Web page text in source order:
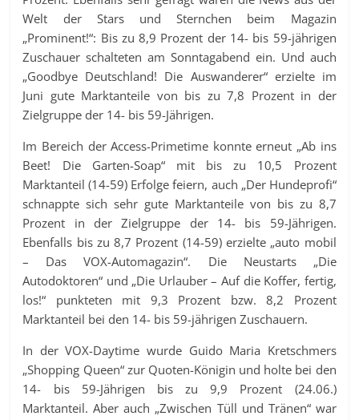
Welt der Stars und Sternchen beim Magazin
„Prominent!“: Bis zu 8,9 Prozent der 14- bis 59-jährigen
Zuschauer schalteten am Sonntagabend ein. Und auch
„Goodbye Deutschland! Die Auswanderer“ erzielte im
Juni gute Marktanteile von bis zu 7,8 Prozent in der
Zielgruppe der 14- bis 59-Jährigen.
Im Bereich der Access-Primetime konnte erneut „Ab ins
Beet! Die Garten-Soap“ mit bis zu 10,5 Prozent
Marktanteil (14-59) Erfolge feiern, auch „Der Hundeprofi“
schnappte sich sehr gute Marktanteile von bis zu 8,7
Prozent in der Zielgruppe der 14- bis 59-Jährigen.
Ebenfalls bis zu 8,7 Prozent (14-59) erzielte „auto mobil
– Das VOX-Automagazin“. Die Neustarts „Die
Autodoktoren“ und „Die Urlauber – Auf die Koffer, fertig,
los!“ punkteten mit 9,3 Prozent bzw. 8,2 Prozent
Marktanteil bei den 14- bis 59-jährigen Zuschauern.
In der VOX-Daytime wurde Guido Maria Kretschmers
„Shopping Queen“ zur Quoten-Königin und holte bei den
14- bis 59-Jährigen bis zu 9,9 Prozent (24.06.)
Marktanteil. Aber auch „Zwischen Tüll und Tränen“ war